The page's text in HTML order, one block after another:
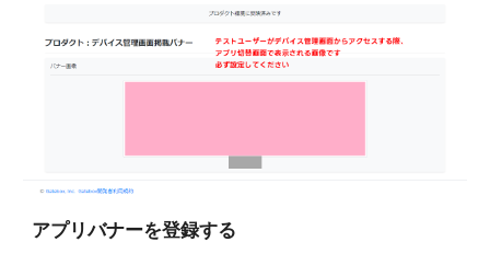
アプリバナーを登録する